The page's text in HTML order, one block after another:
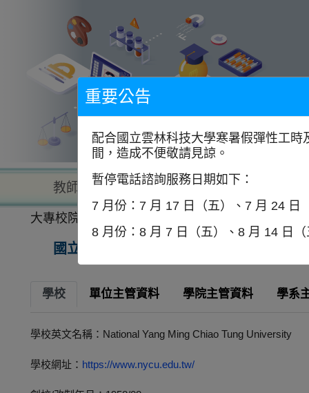
教師查詢 學校查詢
大專校院一覽表
國立陽明交通大學
學校 單位主管資料 學院主管資料 學系
學校英文名稱：National Yang Ming Chiao Tung University
學校網址： https://www.nycu.edu.tw/
重要公告
配合國立雲林科技大學寒暑假彈性工
間，造成不便敬請見諒。
暫停電話諮詢服務日期如下：
7 月份：7 月 17 日（五）、7 月 24 日
8 月份：8 月 7 日（五）、8 月 14 日（